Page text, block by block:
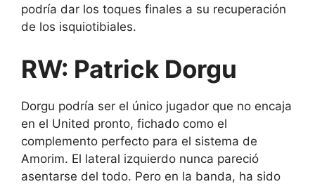
podría dar los toques finales a su recuperación
de los isquiotibiales.
RW: Patrick Dorgu
Dorgu podría ser el único jugador que no encaja
en el United pronto, fichado como el
complemento perfecto para el sistema de
Amorim. El lateral izquierdo nunca pareció
asentarse del todo. Pero en la banda, ha sido